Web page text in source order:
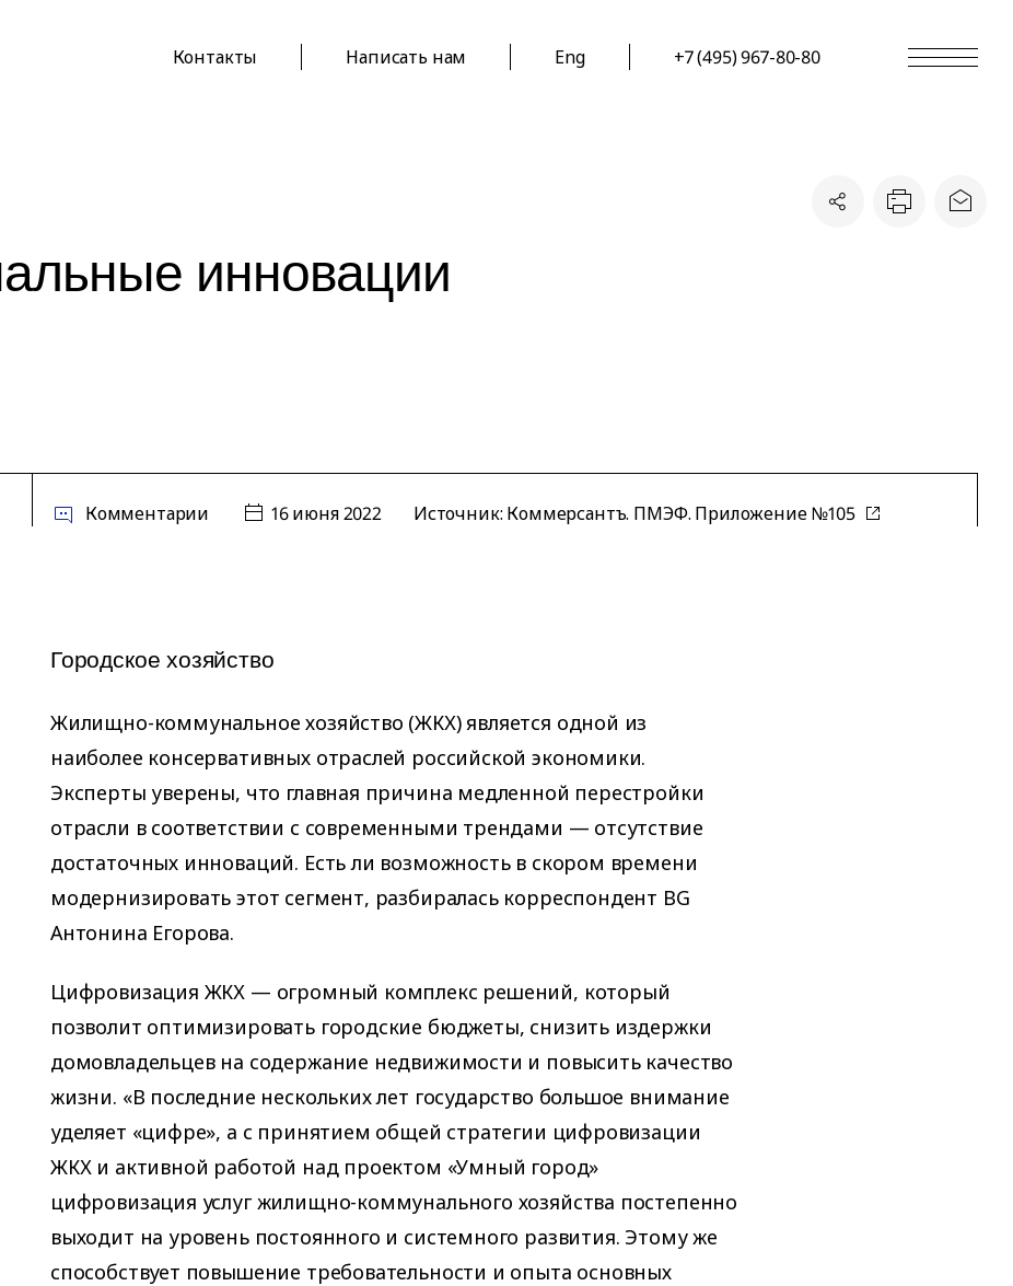
Контакты Написать нам Eng +7 (495) 967-80-80
инновации
Комментарии 16 июня 2022 Источник: Коммерсантъ. ПМЭФ. Приложение №105
Городское хозяйство
Жилищно-коммунальное хозяйство (ЖКХ) является одной из
наиболее консервативных отраслей российской экономики.
Эксперты уверены, что главная причина медленной перестройки
отрасли в соответствии с современными трендами — отсутствие
достаточных инноваций. Есть ли возможность в скором времени
модернизировать этот сегмент, разбиралась корреспондент BG
Антонина Егорова.
Цифровизация ЖКХ — огромный комплекс решений, который
позволит оптимизировать городские бюджеты, снизить издержки
домовладельцев на содержание недвижимости и повысить качество
жизни. «В последние нескольких лет государство большое внимание
уделяет «цифре», а с принятием общей стратегии цифровизации
ЖКХ и активной работой над проектом «Умный город»
цифровизация услуг жилищно-коммунального хозяйства постепенно
выходит на уровень постоянного и системного развития. Этому же
способствует повышение требовательности и опыта основных